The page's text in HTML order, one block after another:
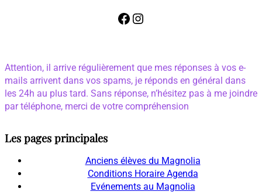
Facebook Instagram
Attention, il arrive régulièrement que mes réponses à vos e-
mails arrivent dans vos spams, je réponds en général dans
les 24h au plus tard. Sans réponse, n’hésitez pas à me joindre
par téléphone, merci de votre compréhension
Les pages principales
Anciens élèves du Magnolia
Conditions Horaire Agenda
Evénements au Magnolia